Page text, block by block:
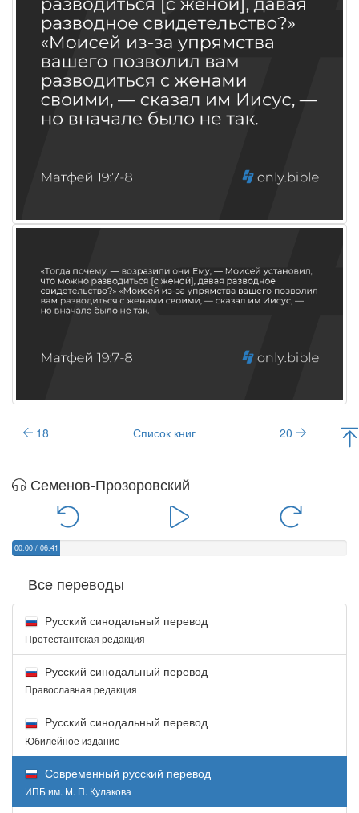
18 Список книг 20
Семенов-Прозоровский
00:00 / 06:41
Все переводы
Русский синодальный перевод
Протестантская редакция
Русский синодальный перевод
Православная редакция
Русский синодальный перевод
Юбилейное издание
Современный русский перевод
ИПБ им. М. П. Кулакова